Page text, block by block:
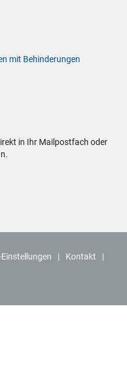
mit Behinderungen
in Ihr Mailpostfach oder
Kontakt